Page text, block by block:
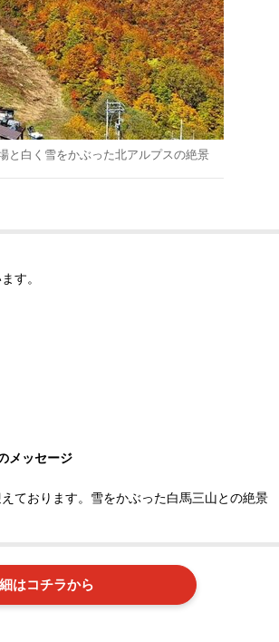
と白く雪をかぶった北アルプスの絶景
す。
メッセージ
ております。雪をかぶった白馬三山との絶景
はコチラから